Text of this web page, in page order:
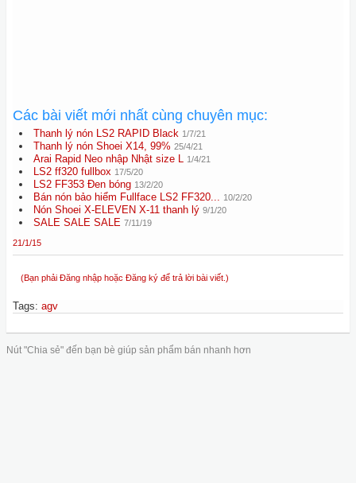
Các bài viết mới nhất cùng chuyên mục:
Thanh lý nón LS2 RAPID Black 1/7/21
Thanh lý nón Shoei X14, 99% 25/4/21
Arai Rapid Neo nhập Nhật size L 1/4/21
LS2 ff320 fullbox 17/5/20
LS2 FF353 Đen bóng 13/2/20
Bán nón bảo hiểm Fullface LS2 FF320... 10/2/20
Nón Shoei X-ELEVEN X-11 thanh lý 9/1/20
SALE SALE SALE 7/11/19
21/1/15
(Bạn phải Đăng nhập hoặc Đăng ký để trả lời bài viết.)
Tags: agv
Nút "Chia sẻ" đến bạn bè giúp sản phẩm bán nhanh hơn